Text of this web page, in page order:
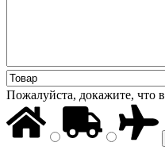
Пожалуйста, докажите, что